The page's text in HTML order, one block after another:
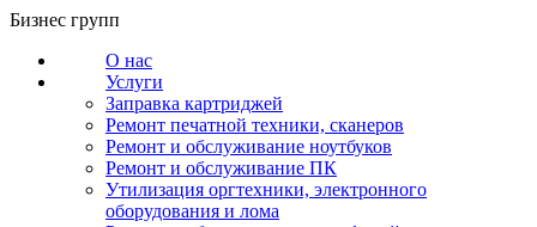
Перейти
содержанию
Бизнес групп
О нас
Услуги
Заправка картриджей
Ремонт печатной техники, сканеров
Ремонт и обслуживание ноутбуков
Ремонт и обслуживание ПК
Утилизация оргтехники, электронного
оборудования и лома